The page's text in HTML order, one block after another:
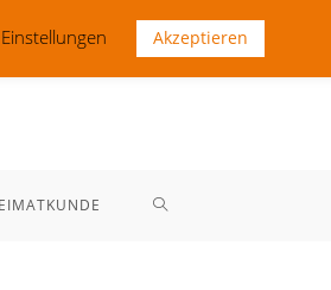
WEBSITE-
Akzeptieren